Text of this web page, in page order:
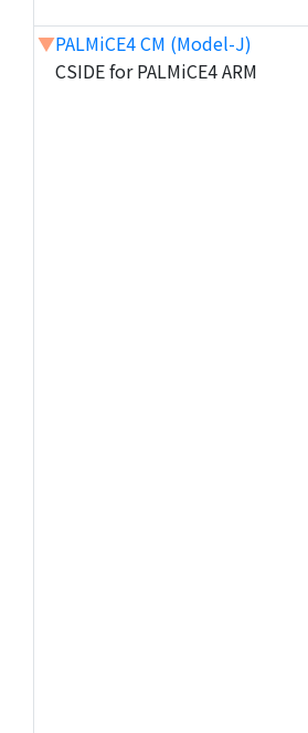
▼PALMiCE4 CM (Model-J)
CSIDE for PALMiCE4 ARM